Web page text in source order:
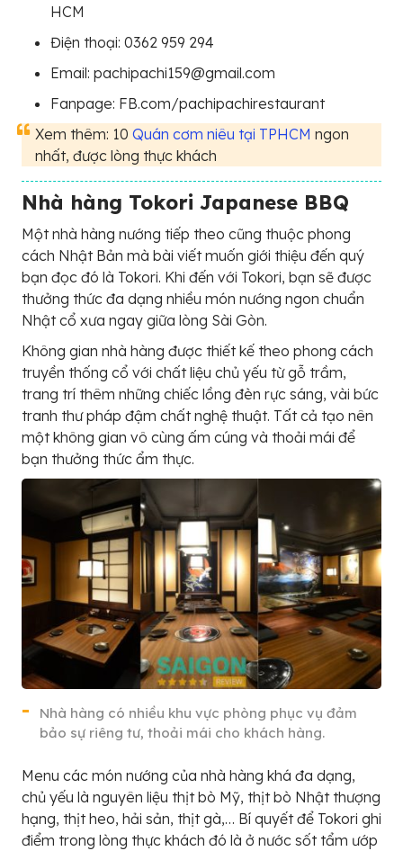
HCM
Điện thoại: 0362 959 294
Email: pachipachi159@gmail.com
Fanpage: FB.com/pachipachirestaurant
Xem thêm: 10 Quán cơm niêu tại TPHCM ngon
nhất, được lòng thực khách
Nhà hàng Tokori Japanese BBQ
Một nhà hàng nướng tiếp theo cũng thuộc phong
cách Nhật Bản mà bài viết muốn giới thiệu đến quý
bạn đọc đó là Tokori. Khi đến với Tokori, bạn sẽ được
thưởng thức đa dạng nhiều món nướng ngon chuẩn
Nhật cổ xưa ngay giữa lòng Sài Gòn.
Không gian nhà hàng được thiết kế theo phong cách
truyền thống cổ với chất liệu chủ yếu từ gỗ trầm,
trang trí thêm những chiếc lồng đèn rực sáng, vài bức
tranh thư pháp đậm chất nghệ thuật. Tất cả tạo nên
một không gian vô cùng ấm cúng và thoải mái để
bạn thưởng thức ẩm thực.
Nhà hàng có nhiều khu vực phòng phục vụ đảm
bảo sự riêng tư, thoải mái cho khách hàng.
Menu các món nướng của nhà hàng khá đa dạng,
chủ yếu là nguyên liệu thịt bò Mỹ, thịt bò Nhật thượng
hạng, thịt heo, hải sản, thịt gà,… Bí quyết để Tokori ghi
điểm trong lòng thực khách đó là ở nước sốt tẩm ướp